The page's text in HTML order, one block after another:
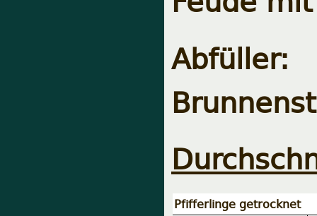
Abfüller:
Pfifferlinge getrocknet